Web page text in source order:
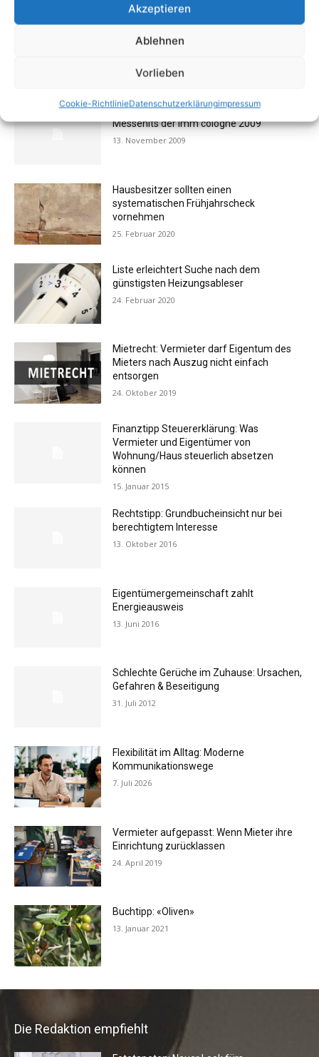
Akzeptieren
Ablehnen
Vorlieben
Cookie-RichtlinieDatenschutzerklärungimpressum
AKTUELL BELIEBTE BEITRÄGE (7 TAGE)
FOTOGALERIE: Einrichtung – Die
Messehits der imm cologne 2009
13. November 2009
Hausbesitzer sollten einen
systematischen Frühjahrscheck
vornehmen
25. Februar 2020
Liste erleichtert Suche nach dem
günstigsten Heizungsableser
24. Februar 2020
Mietrecht: Vermieter darf Eigentum des
Mieters nach Auszug nicht einfach
entsorgen
24. Oktober 2019
Finanztipp Steuererklärung: Was
Vermieter und Eigentümer von
Wohnung/Haus steuerlich absetzen
können
15. Januar 2015
Rechtstipp: Grundbucheinsicht nur bei
berechtigtem Interesse
13. Oktober 2016
Eigentümergemeinschaft zahlt
Energieausweis
13. Juni 2016
Schlechte Gerüche im Zuhause: Ursachen,
Gefahren & Beseitigung
31. Juli 2012
Flexibilität im Alltag: Moderne
Kommunikationswege
7. Juli 2026
Vermieter aufgepasst: Wenn Mieter ihre
Einrichtung zurücklassen
24. April 2019
Buchtipp: «Oliven»
13. Januar 2021
Die Redaktion empfiehlt